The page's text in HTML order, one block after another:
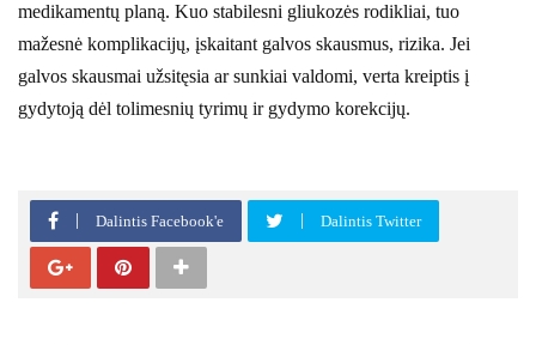
medikamentų planą. Kuo stabilesni gliukozės rodikliai, tuo
mažesnė komplikacijų, įskaitant galvos skausmus, rizika. Jei
galvos skausmai užsitęsia ar sunkiai valdomi, verta kreiptis į
gydytoją dėl tolimesnių tyrimų ir gydymo korekcijų.
Dalintis Facebook'e Dalintis Twitter